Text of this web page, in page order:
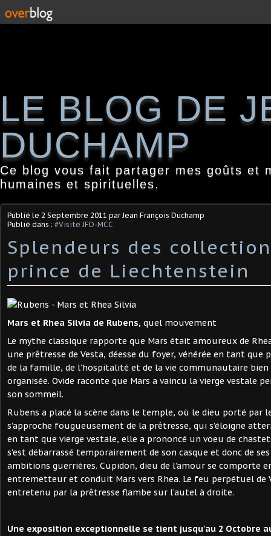
LE BLOG DE
DUCHAMP
Ce blog vous fait partager mes goûts et
humaines et spirituelles.
Publié le 2 Septembre 2011 par Jean François Duchamp
Publié dans : #Visite JFD-MCC
Splendeurs des
prince de Liechtenstein
Mars et Rhea Silvia de Rubens, quel mouvement
Le mythe classique rapporte que Mars était amoureux de
une prêtresse de Vesta, déesse du foyer, vénérée en tant que
de la famille, de l’hospitalité et de la vie communautaire bien
organisée. Ovide raconte que Mars a vaincu la vierge vestale
son sommeil.
Rubens a placé la scène dans le temple, où le dieu porté par
s’approche fougueusement de la prêtresse, qui s’éloigne
en tant que vierge vestale, elle a prononcé un voeu de
s’est débarrassé temporairement de son casque et donc de ses
ambitions guerrières. Cupidon, dieu de l’amour se comporte
entremetteur et conduit Mars vers Rhea. Le feu perpétuel de
entretenu par la prêtresse flambe sur l’autel à droite.
Une exposition exceptionnelle se tient jusqu'au 2 Octobre